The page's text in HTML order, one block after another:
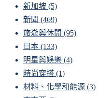
新加坡 (5)
新聞 (469)
旅遊與休閒 (95)
日本 (133)
明星與娛樂 (4)
時尚穿搭 (1)
材料、化學和能源 (3)